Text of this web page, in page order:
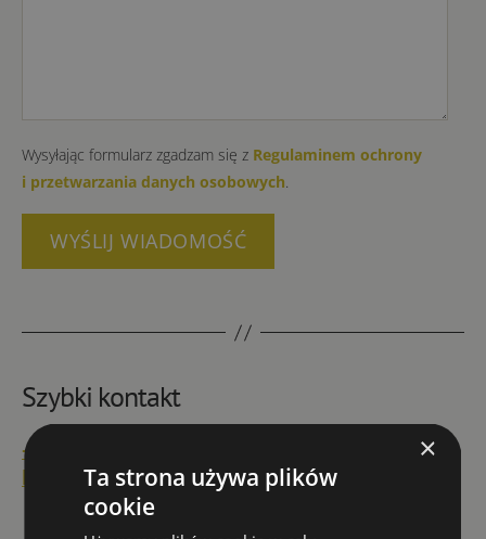
Wysyłając formularz zgadzam się z Regulaminem ochrony
i przetwarzania danych osobowych.
Szybki kontakt
+48 535 634 899
biuro@youenglish.school
×
Ta strona używa plików
cookie